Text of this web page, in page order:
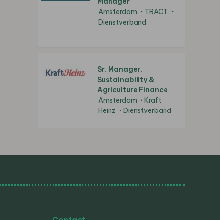
Amsterdam
TRACT
Dienstverband
Sr. Manager,
Sustainability &
Agriculture Finance
Amsterdam
Kraft
Heinz
Dienstverband